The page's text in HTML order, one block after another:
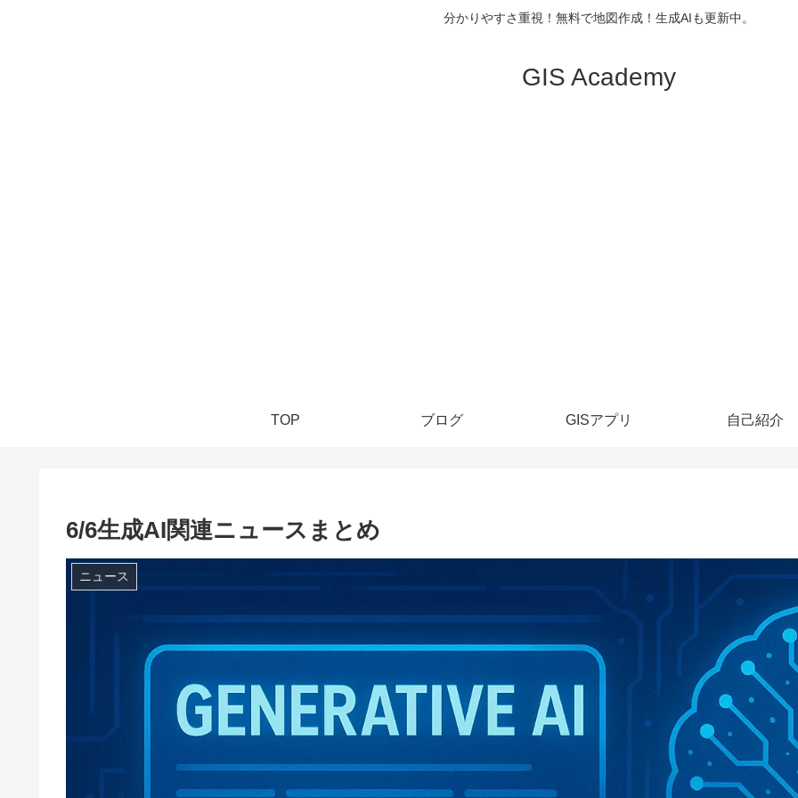
分かりやすさ重視！無料で地図作成！生成AIも更新中。
GIS Academy
TOP ブログ GISアプリ 自己紹介
6/6生成AI関連ニュースまとめ
ニュース